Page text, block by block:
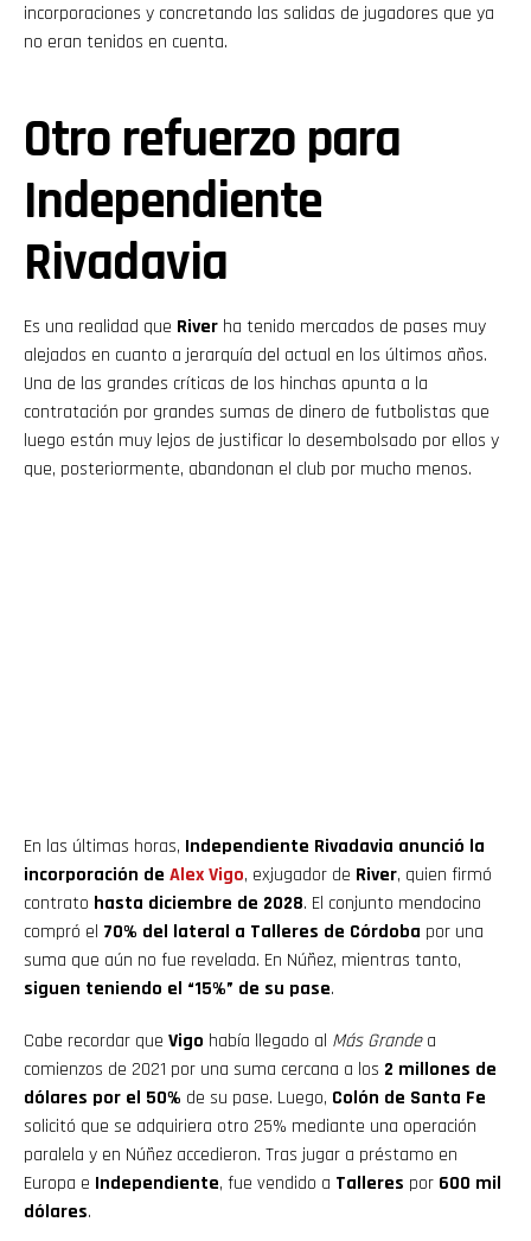
incorporaciones y concretando las salidas de jugadores que ya
no eran tenidos en cuenta.
Otro refuerzo para
Independiente
Rivadavia
Es una realidad que River ha tenido mercados de pases muy
alejados en cuanto a jerarquía del actual en los últimos años.
Una de las grandes críticas de los hinchas apunta a la
contratación por grandes sumas de dinero de futbolistas que
luego están muy lejos de justificar lo desembolsado por ellos y
que, posteriormente, abandonan el club por mucho menos.
En las últimas horas, Independiente Rivadavia anunció la
incorporación de Alex Vigo, exjugador de River, quien firmó
contrato hasta diciembre de 2028. El conjunto mendocino
compró el 70% del lateral a Talleres de Córdoba por una
suma que aún no fue revelada. En Núñez, mientras tanto,
siguen teniendo el “15%” de su pase.
Cabe recordar que Vigo había llegado al Más Grandea
comienzos de 2021 por una suma cercana a los 2 millones de
dólares por el 50% de su pase. Luego, Colón de Santa Fe
solicitó que se adquiriera otro 25% mediante una operación
paralela y en Núñez accedieron. Tras jugar a préstamo en
Europa e Independiente, fue vendido a Talleres por 600 mil
dólares.